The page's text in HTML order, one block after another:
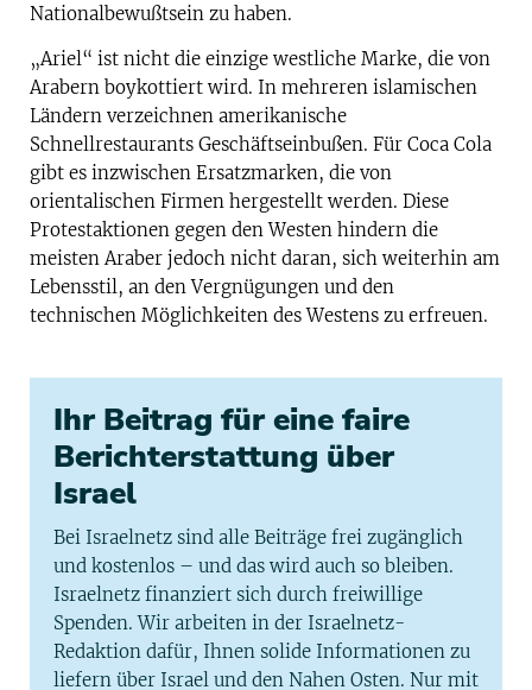
Nationalbewußtsein zu haben.
„Ariel“ ist nicht die einzige westliche Marke, die von
Arabern boykottiert wird. In mehreren islamischen
Ländern verzeichnen amerikanische
Schnellrestaurants Geschäftseinbußen. Für Coca Cola
gibt es inzwischen Ersatzmarken, die von
orientalischen Firmen hergestellt werden. Diese
Protestaktionen gegen den Westen hindern die
meisten Araber jedoch nicht daran, sich weiterhin am
Lebensstil, an den Vergnügungen und den
technischen Möglichkeiten des Westens zu erfreuen.
Ihr Beitrag für eine faire
Berichterstattung über
Israel
Bei Israelnetz sind alle Beiträge frei zugänglich
und kostenlos – und das wird auch so bleiben.
Israelnetz finanziert sich durch freiwillige
Spenden. Wir arbeiten in der Israelnetz-
Redaktion dafür, Ihnen solide Informationen zu
liefern über Israel und den Nahen Osten. Nur mit